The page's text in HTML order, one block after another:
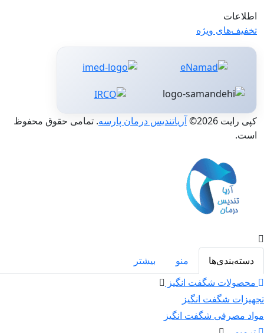
اطلاعات
تخفیف‌های ویژه
کپی رایت 2026© آریاتندیس درمان پارسه. تمامی حقوق محفوظ
است.
دسته‌بندی‌ها منو
بیشتر
محصولات شگفت انگیز
تجهیزات شگفت انگیز
مواد مصرفی شگفت انگیز